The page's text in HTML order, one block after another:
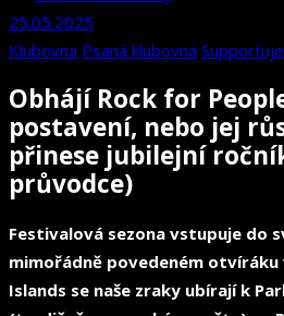
25.05.2025
Klubovna Psaná klubovna
Obhájí Rock for
postavení, nebo jej
přinese jubilejní
průvodce)
Festivalová sezona vstupuje do
mimořádně povedeném
Islands se naše zraky ubírají k